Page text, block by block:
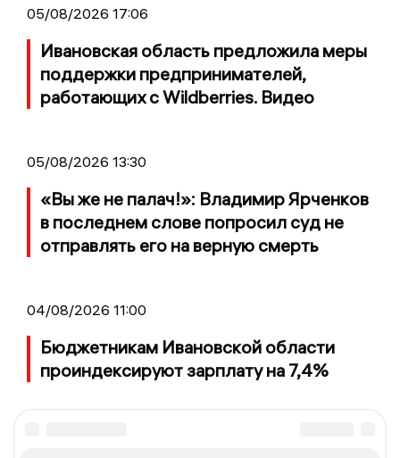
05/08/2026 17:06
Ивановская область предложила меры
поддержки предпринимателей,
работающих с Wildberries. Видео
05/08/2026 13:30
«Вы же не палач!»: Владимир Ярченков
в последнем слове попросил суд не
отправлять его на верную смерть
04/08/2026 11:00
Бюджетникам Ивановской области
проиндексируют зарплату на 7,4%